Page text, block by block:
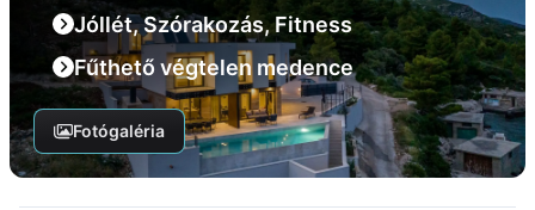
Jóllét, Szórakozás, Fitness
Fűthető végtelen medence
Fotógaléria